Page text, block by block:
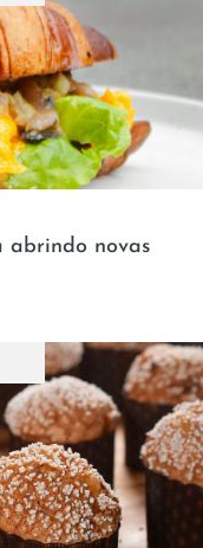
abrindo novas